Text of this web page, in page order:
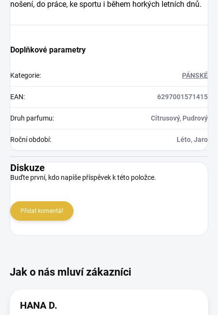
nošení, do práce, ke sportu i během horkých letních dnů.
Doplňkové parametry
Kategorie: PÁNSKÉ
EAN: 6297001571415
Druh parfumu: Citrusový, Pudrový
Roční období: Léto, Jaro
Diskuze
Buďte první, kdo napíše příspěvek k této položce.
Přidat komentář
HANA D.